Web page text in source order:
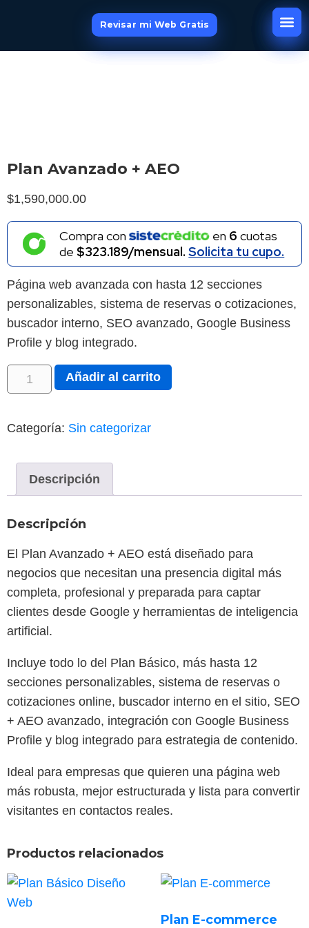
Revisar mi Web Gratis
Revisar mi Web Gratis
Revisar mi Web Gratis
Plan Avanzado + AEO
$1,590,000.00
Compra con en 6 cuotas
de $323.189/mensual.Solicita tu cupo.
Página web avanzada con hasta 12 secciones
personalizables, sistema de reservas o cotizaciones,
buscador interno, SEO avanzado, Google Business
Profile y blog integrado.
Añadir al carrito
Categoría: Sin categorizar
Descripción
Descripción
El Plan Avanzado + AEO está diseñado para
negocios que necesitan una presencia digital más
completa, profesional y preparada para captar
clientes desde Google y herramientas de inteligencia
artificial.
Incluye todo lo del Plan Básico, más hasta 12
secciones personalizables, sistema de reservas o
cotizaciones online, buscador interno en el sitio, SEO
+ AEO avanzado, integración con Google Business
Profile y blog integrado para estrategia de contenido.
Ideal para empresas que quieren una página web
más robusta, mejor estructurada y lista para convertir
visitantes en contactos reales.
Productos relacionados
Plan E-commerce